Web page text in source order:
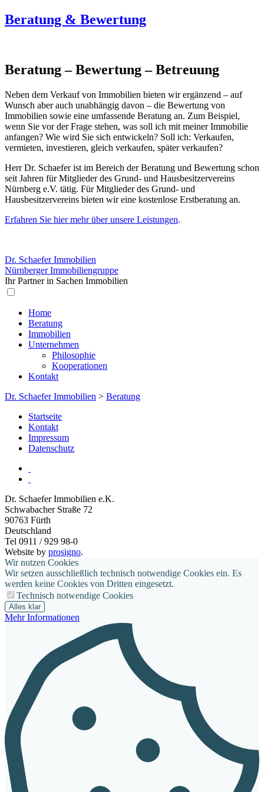
Beratung & Bewertung
Beratung – Bewertung – Betreuung
Neben dem Verkauf von Immobilien bieten wir ergänzend – auf
Wunsch aber auch unabhängig davon – die Bewertung von
Immobilien sowie eine umfassende Beratung an. Zum Beispiel,
wenn Sie vor der Frage stehen, was soll ich mit meiner Immobilie
anfangen? Wie wird Sie sich entwickeln? Soll ich: Verkaufen,
vermieten, investieren, gleich verkaufen, später verkaufen?
Herr Dr. Schaefer ist im Bereich der Beratung und Bewertung schon
seit Jahren für Mitglieder des Grund- und Hausbesitzervereins
Nürnberg e.V. tätig. Für Mitglieder des Grund- und
Hausbesitzervereins bieten wir eine kostenlose Erstberatung an.
Erfahren Sie hier mehr über unsere Leistungen.
Dr. Schaefer Immobilien
Nürnberger Immobiliengruppe
Ihr Partner in Sachen Immobilien
Home
Beratung
Immobilien
Unternehmen
Philosophie
Kooperationen
Kontakt
Dr. Schaefer Immobilien > Beratung
Startseite
Kontakt
Impressum
Datenschutz
Dr. Schaefer Immobilien e.K.
Schwabacher Straße 72
90763 Fürth
Deutschland
Tel 0911 / 929 98-0
Website by prosigno.
Wir nutzen Cookies
Wir setzen ausschließlich technisch notwendige Cookies ein. Es
werden keine Cookies von Dritten eingesetzt.
Technisch notwendige Cookies
Alles klar
Mehr Informationen